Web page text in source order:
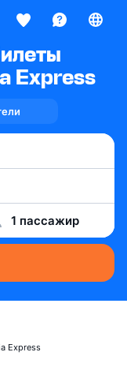
Express
1 пассажир
Express